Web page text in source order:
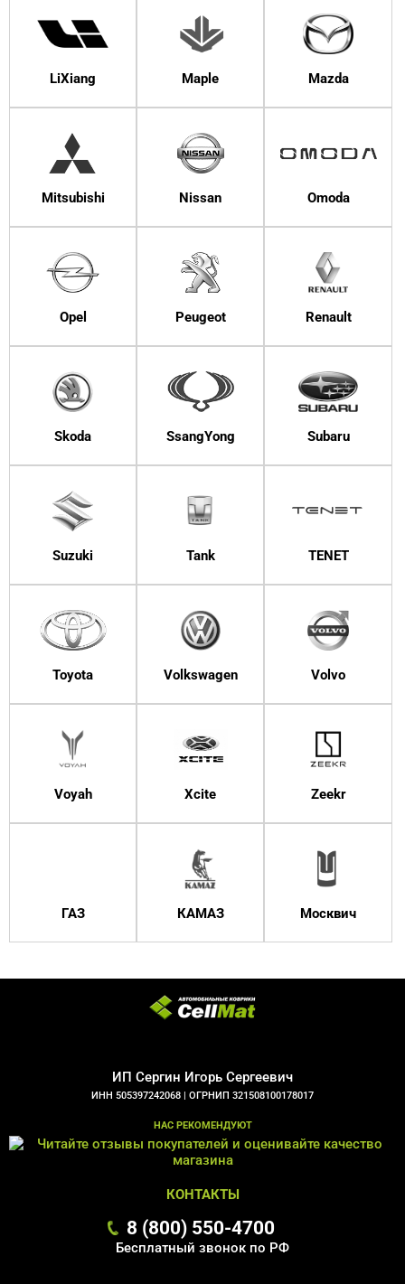
LiXiang Maple Mazda
Mitsubishi Nissan Omoda
Opel Peugeot Renault
Skoda SsangYong Subaru
Suzuki Tank TENET
Toyota Volkswagen Volvo
Voyah Xcite Zeekr
ГАЗ КАМАЗ Москвич
ИП Сергин Игорь Сергеевич
ИНН 505397242068 | ОГРНИП 321508100178017
НАС РЕКОМЕНДУЮТ
КОНТАКТЫ
8 (800) 550-4700
Бесплатный звонок по РФ